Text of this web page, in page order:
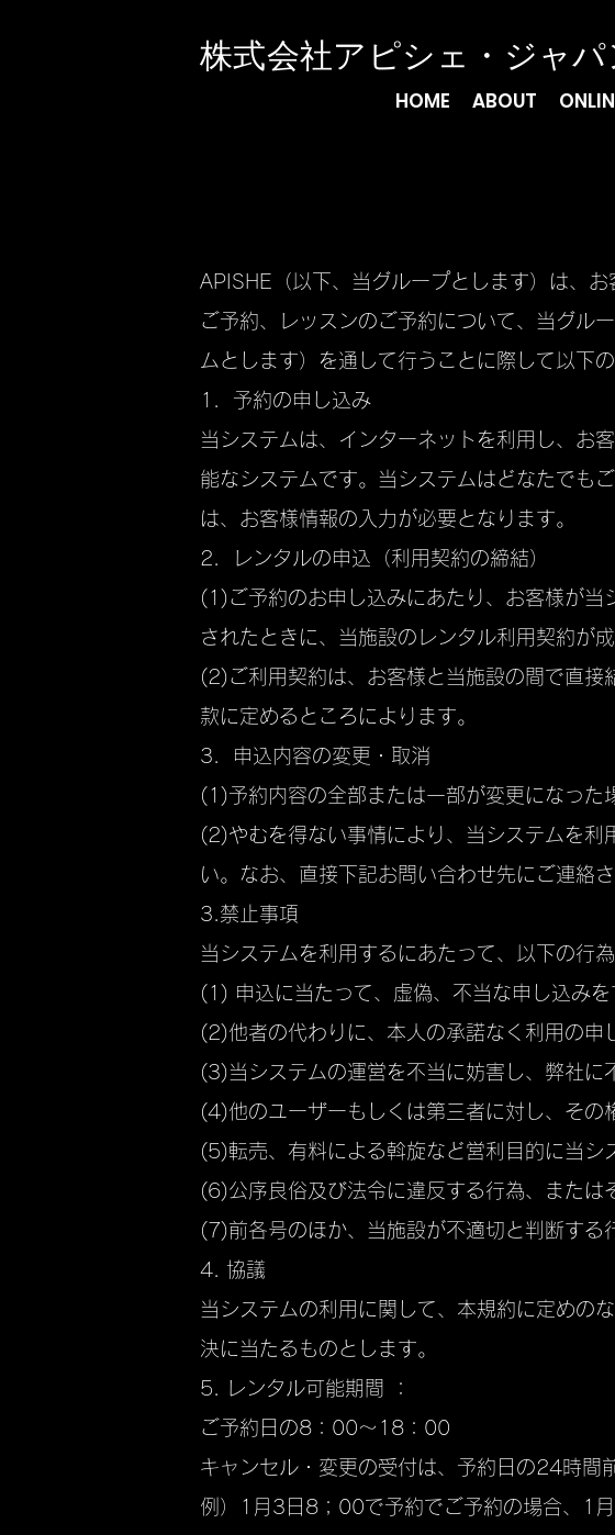
株式会社アピシェ・ジャパ
HOME ABOUT
APISHE（以下、当グループとします）は、
ご予約、レッスンのご予約について、当グル
ムとします）を通して行うことに際して以下
1．予約の申し込み
当システムは、インターネットを利用し、お
能なシステムです。当システムはどなたでも
は、お客様情報の入力が必要となります。
2．レンタルの申込（利用契約の締結）
(1)ご予約のお申し込みにあたり、お客様が
されたときに、当施設のレンタル利用契約が成
(2)ご利用契約は、お客様と当施設の間で直
款に定めるところによります。
3．申込内容の変更・取消
(1)予約内容の全部または一部が変更になった
(2)やむを得ない事情により、当システムを利
い。なお、直接下記お問い合わせ先にご連絡
3.禁止事項
当システムを利用するにあたって、以下の行
(1) 申込に当たって、虚偽、不当な申し込みを
(2)他者の代わりに、本人の承諾なく利用の申
(3)当システムの運営を不当に妨害し、弊社に
(4)他のユーザーもしくは第三者に対し、その
(5)転売、有料による斡旋など営利目的に当シ
(6)公序良俗及び法令に違反する行為、または
(7)前各号のほか、当施設が不適切と判断する
4. 協議
当システムの利用に関して、本規約に定めの
決に当たるものとします。
5. レンタル可能期間 ：
ご予約日の8：00～18：00
キャンセル・変更の受付は、予約日の24時間
例）1月3日8；00で予約でご予約の場合、1